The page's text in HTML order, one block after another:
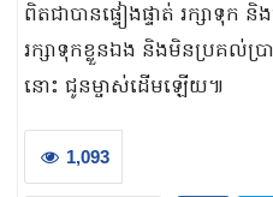
ពិតជាបាន​ផ្ទៀងផ្ទាត់​ រក្សាទុក
រក្សាទុកខ្លួនឯង និងមិនប្រគល់ប្
នោះ ជូនម្ចាស់ដើមឡើយ៕
1,093